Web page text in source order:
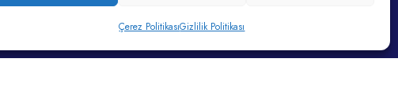
Çerez PolitikasıGizlilik Politikası